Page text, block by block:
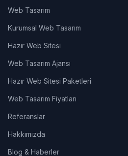
Web Tasarım
Kurumsal Web Tasarım
Hazır Web Sitesi
Web Tasarım Ajansı
Hazır Web Sitesi Paketleri
Web Tasarım Fiyatları
Referanslar
Hakkımızda
Blog & Haberler